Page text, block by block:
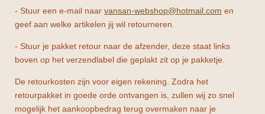
- Stuur een e-mail naar vansan-webshop@hotmail.com en
geef aan welke artikelen jij wil retourneren.
- Stuur je pakket retour naar de afzender, deze staat links
boven op het verzendlabel die geplakt zit op je pakketje.
De retourkosten zijn voor eigen rekening. Zodra het
retourpakket in goede orde ontvangen is, zullen wij zo snel
mogelijk het aankoopbedrag terug overmaken naar je